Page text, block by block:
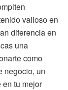
valioso en
diferencia en
una
como
negocio, un
tu mejor